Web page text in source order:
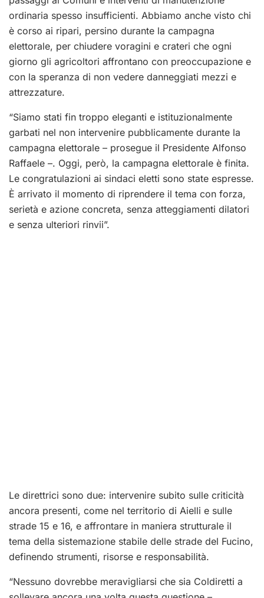
ordinaria spesso insufficienti. Abbiamo anche visto chi
è corso ai ripari, persino durante la campagna
elettorale, per chiudere voragini e crateri che ogni
giorno gli agricoltori affrontano con preoccupazione e
con la speranza di non vedere danneggiati mezzi e
attrezzature.
“Siamo stati fin troppo eleganti e istituzionalmente
garbati nel non intervenire pubblicamente durante la
campagna elettorale – prosegue il Presidente Alfonso
Raffaele –. Oggi, però, la campagna elettorale è finita.
Le congratulazioni ai sindaci eletti sono state espresse.
È arrivato il momento di riprendere il tema con forza,
serietà e azione concreta, senza atteggiamenti dilatori
e senza ulteriori rinvii”.
Le direttrici sono due: intervenire subito sulle criticità
ancora presenti, come nel territorio di Aielli e sulle
strade 15 e 16, e affrontare in maniera strutturale il
tema della sistemazione stabile delle strade del Fucino,
definendo strumenti, risorse e responsabilità.
“Nessuno dovrebbe meravigliarsi che sia Coldiretti a